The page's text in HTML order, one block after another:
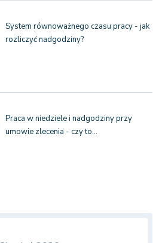
System równoważnego czasu pracy - jak
rozliczyć nadgodziny?
Praca w niedziele i nadgodziny przy
umowie zlecenia - czy to…